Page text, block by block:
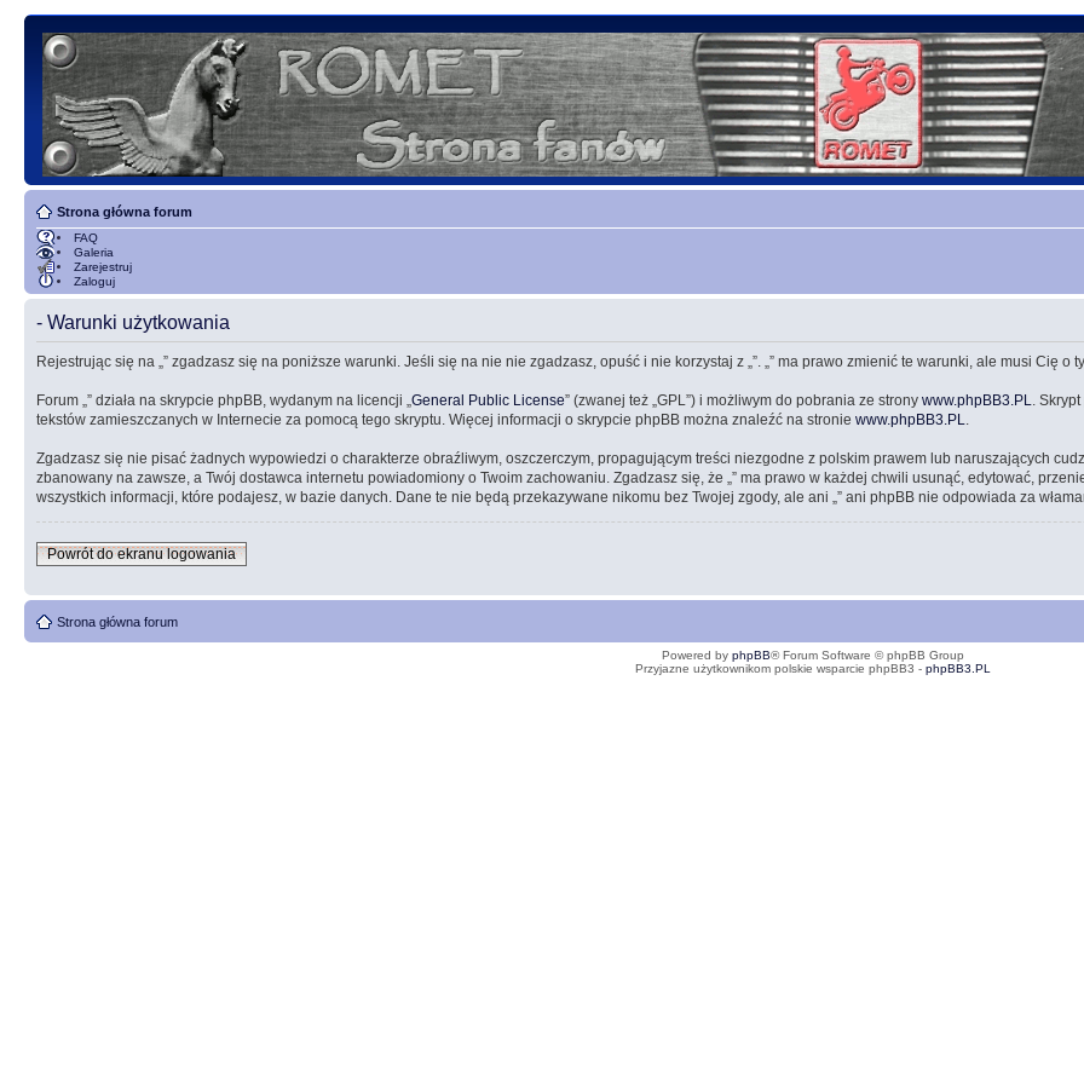
Strona główna forum
FAQ
Galeria
Zarejestruj
Zaloguj
- Warunki użytkowania
Rejestrując się na „” zgadzasz się na poniższe warunki. Jeśli się na nie nie zgadzasz, opuść i nie korzystaj z „”. „” ma prawo zmienić te warunki, ale musi Cię o
Forum „” działa na skrypcie phpBB, wydanym na licencji „General Public License” (zwanej też „GPL”) i możliwym do pobrania ze strony www.phpBB3.PL.
tekstów zamieszczanych w Internecie za pomocą tego skryptu. Więcej informacji o skrypcie phpBB można znaleźć na stronie www.phpBB3.PL.
Zgadzasz się nie pisać żadnych wypowiedzi o charakterze obraźliwym, oszczerczym, propagującym treści niezgodne z polskim prawem lub naruszających
zbanowany na zawsze, a Twój dostawca internetu powiadomiony o Twoim zachowaniu. Zgadzasz się, że „” ma prawo w każdej chwili usunąć, edytować,
wszystkich informacji, które podajesz, w bazie danych. Dane te nie będą przekazywane nikomu bez Twojej zgody, ale ani „” ani phpBB nie odpowiada za
Powrót do ekranu logowania
Strona główna forum
Powered by phpBB® Forum Software © phpBB Group
Przyjazne użytkownikom polskie wsparcie phpBB3 - phpBB3.PL